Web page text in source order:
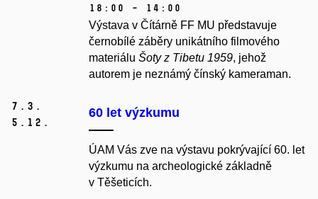
18:00 – 14:00
Výstava v Čítárně FF MU představuje
černobílé záběry unikátního filmového
materiálu Šoty z Tibetu 1959, jehož
autorem je neznámý čínský kameraman.
7. 3.
5. 12.
60 let výzkumu
ÚAM Vás zve na výstavu pokrývající 60. let
výzkumu na archeologické základně
v Těšeticích.